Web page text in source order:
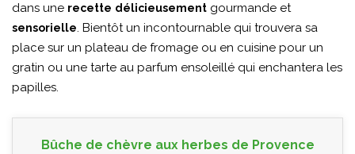
dans une recette délicieusement gourmande et
sensorielle. Bientôt un incontournable qui trouvera sa
place sur un plateau de fromage ou en cuisine pour un
gratin ou une tarte au parfum ensoleillé qui enchantera les
papilles.
Bûche de chèvre aux herbes de Provence